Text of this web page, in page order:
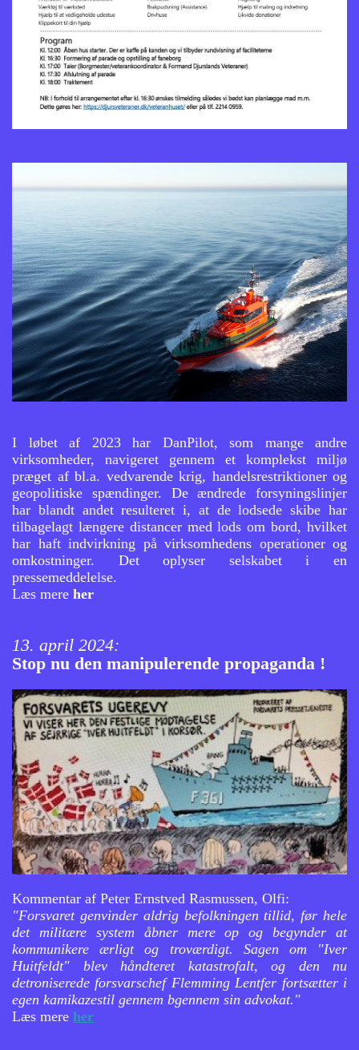
I løbet af 2023 har DanPilot, som mange andre
virksomheder, navigeret gennem et komplekst miljø
præget af bl.a. vedvarende krig, handelsrestriktioner og
geopolitiske spændinger. De ændrede forsyningslinjer
har blandt andet resulteret i, at de lodsede skibe har
tilbagelagt længere distancer med lods om bord, hvilket
har haft indvirkning på virksomhedens operationer og
omkostninger. Det oplyser selskabet i en
pressemeddelelse.
Læs mere her
13. april 2024:
Stop nu den manipulerende propaganda !
Kommentar af Peter Ernstved Rasmussen, Olfi:
"Forsvaret genvinder aldrig befolkningen tillid, før hele
det militære system åbner mere op og begynder at
kommunikere ærligt og troværdigt. Sagen om "Iver
Huitfeldt" blev håndteret katastrofalt, og den nu
detroniserede forsvarschef Flemming Lentfer fortsætter i
egen kamikazestil gennem bgennem sin advokat."
Læs mere her